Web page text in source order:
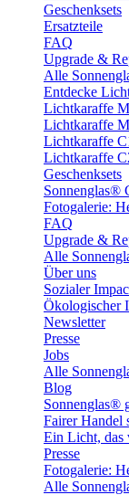
Geschenksets
Ersatzteile
FAQ
Upgrade &
Alle
Entdecke
Lichtkaraffe
Lichtkaraffe
Lichtkaraffe
Lichtkaraffe
Geschenksets
Sonnenglas®
Fotogalerie:
FAQ
Upgrade &
Alle
Über uns
Sozialer
Ökologischer
Newsletter
Presse
Jobs
Alle
Blog
Sonnenglas®
Fairer Handel
Ein Licht, das
Presse
Fotogalerie:
Alle